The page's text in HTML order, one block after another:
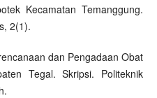
Kecamatan Temanggung.
2(1).
dan Pengadaan Obat
Tegal. Skripsi. Politeknik